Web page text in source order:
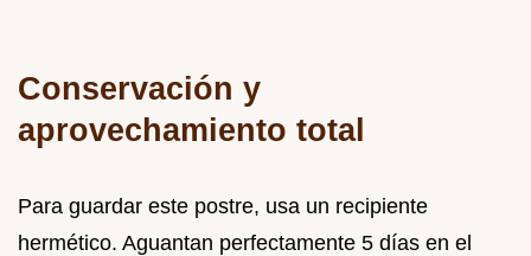
Conservación y
aprovechamiento total
Para guardar este postre, usa un recipiente
hermético. Aguantan perfectamente 5 días en el